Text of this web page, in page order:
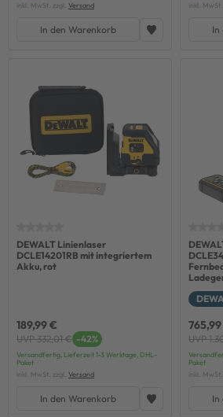
inkl. MwSt. zzgl. Versand
In den Warenkorb
inkl. MwSt.
In
DEWALT Linienlaser
DCLE14201RB mit integriertem
Akku, rot
189,99 €
UVP 332,01 € -42%
Versandfertig, Lieferzeit 1-3 Werktage, DHL-
Paket
inkl. MwSt. zzgl. Versand
In den Warenkorb
UVP
Paket
inkl. MwSt.
In